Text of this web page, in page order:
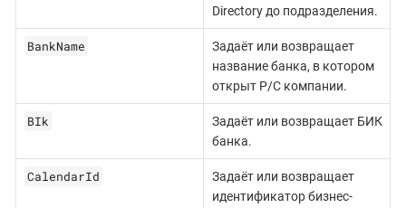
Directory до подразделения.
BankName
Задаёт или возвращает
название банка, в котором
открыт Р/С компании.
BIk
Задаёт или возвращает БИК
банка.
CalendarId
Задаёт или возвращает
идентификатор бизнес-